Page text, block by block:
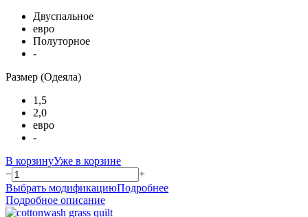
Двуспальное
евро
Полуторное
-
Размер (Одеяла)
1,5
2,0
евро
-
В корзинуУже в корзине
−
+
Выбрать модификациюПодробнее
Подробное описание